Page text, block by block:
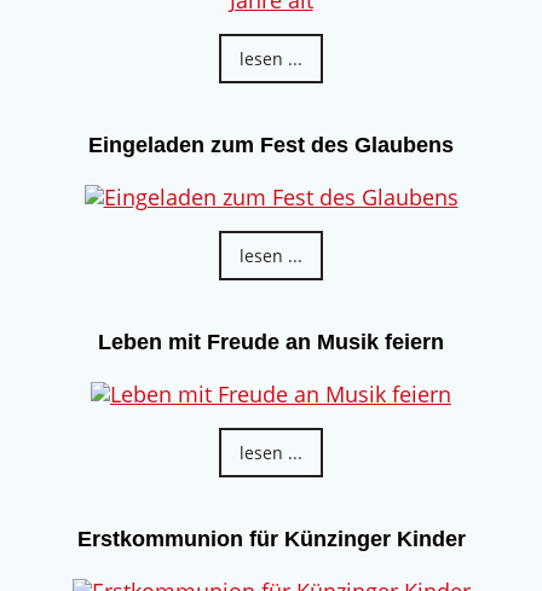
lesen ...
Eingeladen zum Fest des Glaubens
lesen ...
Leben mit Freude an Musik feiern
lesen ...
Erstkommunion für Künzinger Kinder